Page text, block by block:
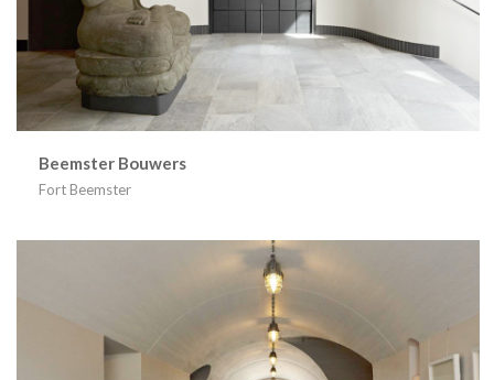
Beemster Bouwers
Fort Beemster